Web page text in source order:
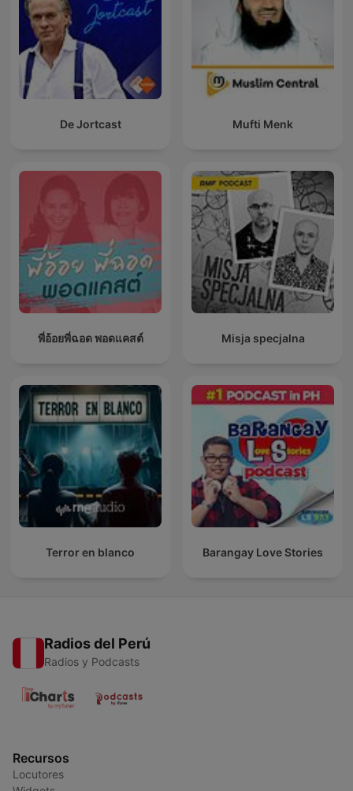
De Jortcast Mufti Menk
พี่อ้อยพี่ฉอด พอดแคสต์ Misja specjalna
Terror en blanco Barangay Love Stories
Radios del Perú
Radios y Podcasts
Recursos
Locutores